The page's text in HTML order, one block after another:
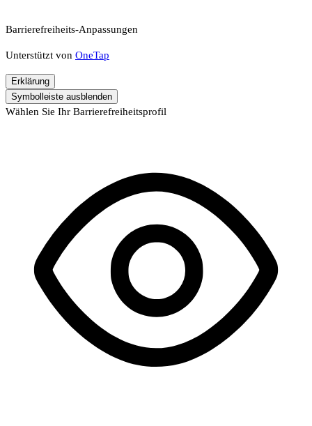
Barrierefreiheits-Anpassungen
Unterstützt von OneTap
Erklärung
Symbolleiste ausblenden
Wählen Sie Ihr Barrierefreiheitsprofil